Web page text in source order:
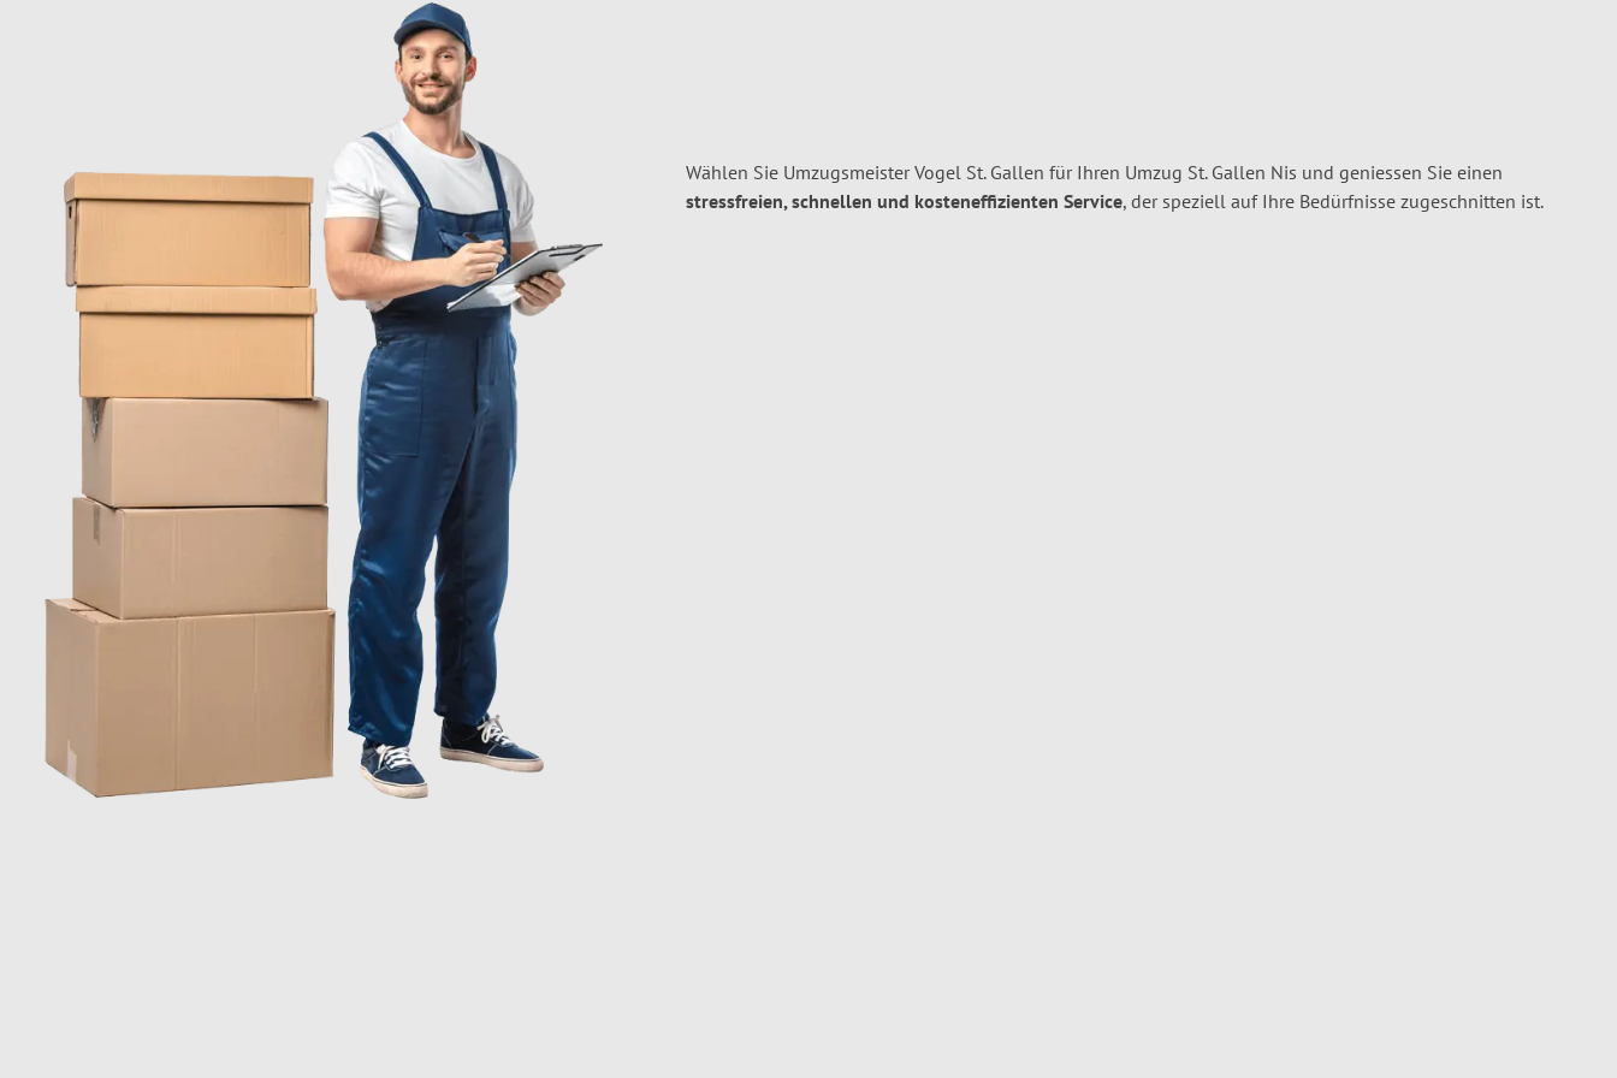
Wählen Sie Umzugsmeister Vogel St. Gallen für Ihren Umzug St. Gallen Nis und geniessen Sie einen
stressfreien, schnellen und kosteneffizienten Service, der speziell auf Ihre Bedürfnisse zugeschnitten ist.